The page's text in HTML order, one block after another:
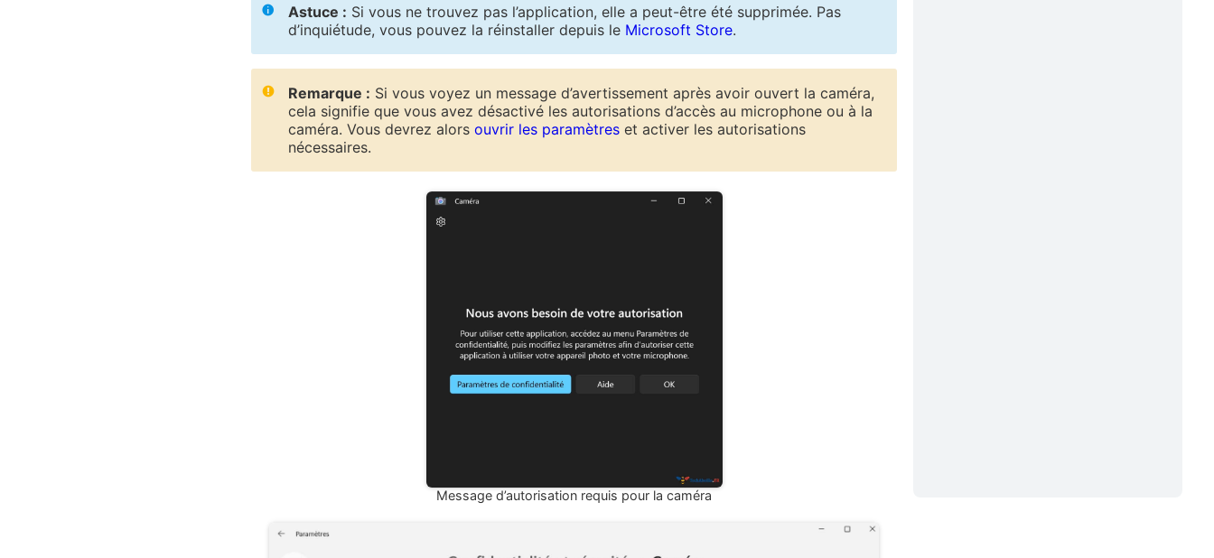
Astuce : Si vous ne trouvez pas l’application, elle a peut-être été supprimée. Pas
d’inquiétude, vous pouvez la réinstaller depuis le Microsoft Store.
Remarque : Si vous voyez un message d’avertissement après avoir ouvert la caméra,
cela signifie que vous avez désactivé les autorisations d’accès au microphone ou à la
caméra. Vous devrez alorsouvrir les paramètres et activer les autorisations
nécessaires.
Message d’autorisation requis pour la caméra